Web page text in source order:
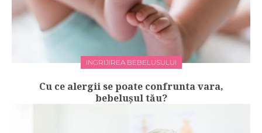
INGRIJIREA BEBELUSULUI
Cu ce alergii se poate confrunta vara,
bebelușul tău?